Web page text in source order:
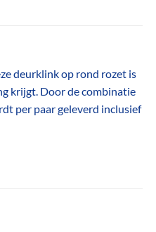
deurklink op rond rozet is
krijgt. Door de combinatie
per paar geleverd inclusief